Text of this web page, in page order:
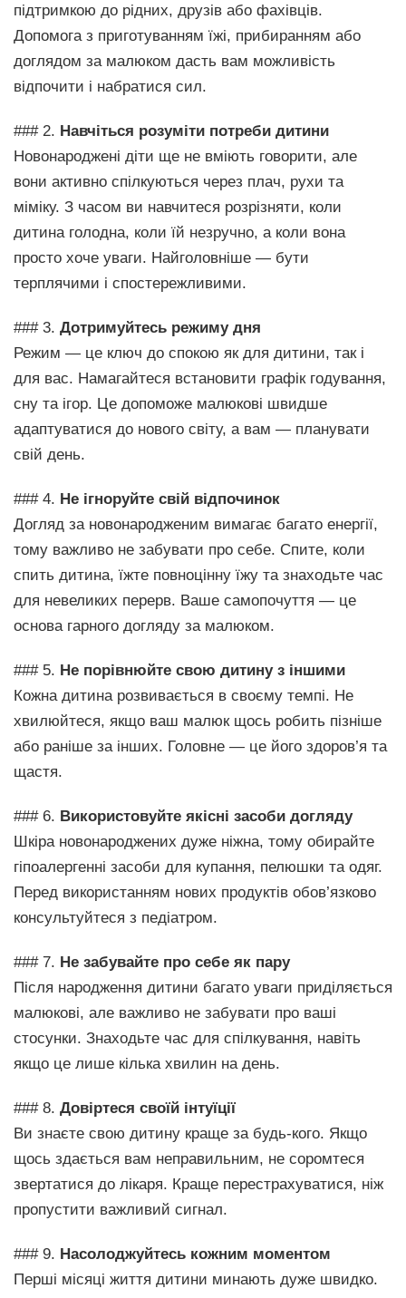
підтримкою до рідних, друзів або фахівців.
Допомога з приготуванням їжі, прибиранням або
доглядом за малюком дасть вам можливість
відпочити і набратися сил.
### 2. Навчіться розуміти потреби дитини
Новонароджені діти ще не вміють говорити, але
вони активно спілкуються через плач, рухи та
міміку. З часом ви навчитеся розрізняти, коли
дитина голодна, коли їй незручно, а коли вона
просто хоче уваги. Найголовніше — бути
терплячими і спостережливими.
### 3. Дотримуйтесь режиму дня
Режим — це ключ до спокою як для дитини, так і
для вас. Намагайтеся встановити графік годування,
сну та ігор. Це допоможе малюкові швидше
адаптуватися до нового світу, а вам — планувати
свій день.
### 4. Не ігноруйте свій відпочинок
Догляд за новонародженим вимагає багато енергії,
тому важливо не забувати про себе. Спите, коли
спить дитина, їжте повноцінну їжу та знаходьте час
для невеликих перерв. Ваше самопочуття — це
основа гарного догляду за малюком.
### 5. Не порівнюйте свою дитину з іншими
Кожна дитина розвивається в своєму темпі. Не
хвилюйтеся, якщо ваш малюк щось робить пізніше
або раніше за інших. Головне — це його здоров’я та
щастя.
### 6. Використовуйте якісні засоби догляду
Шкіра новонароджених дуже ніжна, тому обирайте
гіпоалергенні засоби для купання, пелюшки та одяг.
Перед використанням нових продуктів обов’язково
консультуйтеся з педіатром.
### 7. Не забувайте про себе як пару
Після народження дитини багато уваги приділяється
малюкові, але важливо не забувати про ваші
стосунки. Знаходьте час для спілкування, навіть
якщо це лише кілька хвилин на день.
### 8. Довіртеся своїй інтуїції
Ви знаєте свою дитину краще за будь-кого. Якщо
щось здається вам неправильним, не соромтеся
звертатися до лікаря. Краще перестрахуватися, ніж
пропустити важливий сигнал.
### 9. Насолоджуйтесь кожним моментом
Перші місяці життя дитини минають дуже швидко.